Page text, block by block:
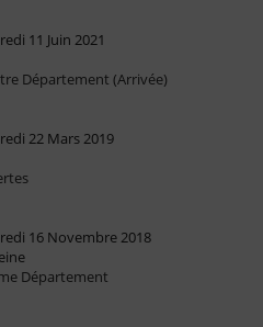
11 Juin 2021
Département (Arrivée)
22 Mars 2019
16 Novembre 2018
Département